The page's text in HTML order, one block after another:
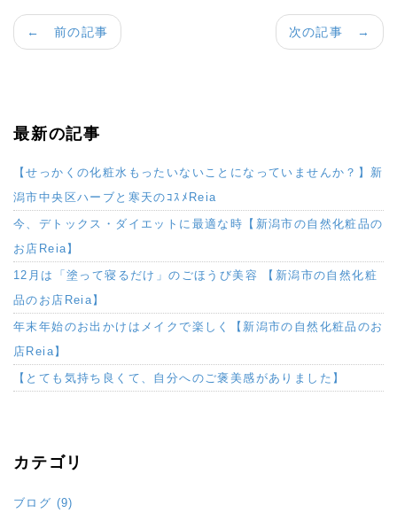
次の記事 →
← 前の記事
最新の記事
【せっかくの化粧水もったいないことになっていませんか？】新
潟市中央区ハーブと寒天のｺｽﾒReia
今、デトックス・ダイエットに最適な時【新潟市の自然化粧品の
お店Reia】
12月は「塗って寝るだけ」のごほうび美容 【新潟市の自然化粧
品のお店Reia】
年末年始のお出かけはメイクで楽しく【新潟市の自然化粧品のお
店Reia】
【とても気持ち良くて、自分へのご褒美感がありました】
カテゴリ
ブログ (9)